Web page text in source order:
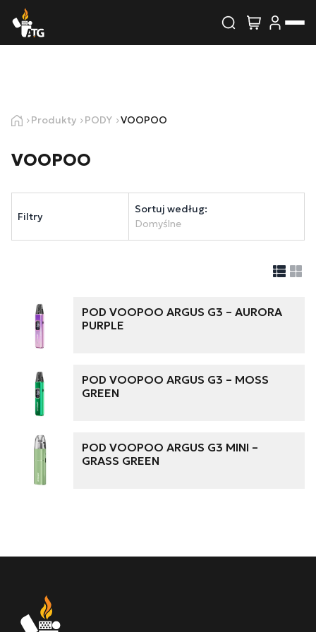
Wyszukiwarka produktów
Imię i nazwisko
E-mail
Wyrażam zgodę na przetwarzanie moich danych
osobowych zgodnie z przepisami o ochronie danych
zapytanie wysłane przez formularz kontaktowy, tj.
przygotowanie dla mnie
Produkty PODY VOOPOO
VOOPOO
Filtry
Sortuj według:
Domyślne
POD VOOPOO ARGUS G3 – AURORA
PURPLE
POD VOOPOO ARGUS G3 – MOSS
GREEN
POD VOOPOO ARGUS G3 MINI –
GRASS GREEN